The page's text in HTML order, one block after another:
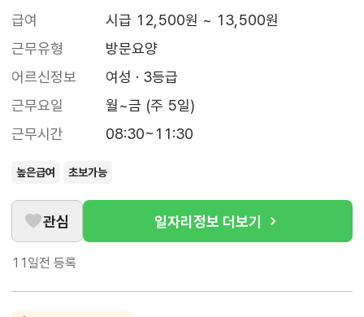
급여
시급 12,500원 ~ 13,500원
근무유형
방문요양
어르신정보
여성 · 3등급
근무요일
월~금 (주 5일)
근무시간
08:30~11:30
높은급여 초보가능
관심 일자리정보 더보기
11일전 등록